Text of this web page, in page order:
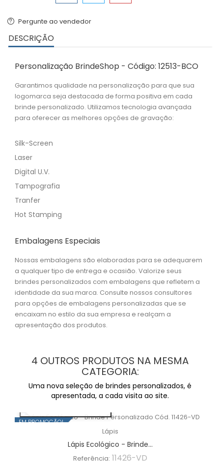
Pergunte ao vendedor
DESCRIÇÃO
Personalização BrindeShop - Código: 12513-BCO
Garantimos qualidade na personalização para que sua
logomarca seja destacada de forma positiva em cada
brinde personalizado. Utilizamos tecnologia avançada
para oferecer as melhores opções de gravação:
Silk-Screen
Laser
Digital U.V.
Tampografia
Tranfer
Hot Stamping
Embalagens Especiais
Nossas embalagens são elaboradas para se adequarem
a qualquer tipo de entrega e ocasião. Valorize seus
brindes personalizados com embalagens que refletem a
identidade da sua marca. Consulte nossos consultores
para opções de embalagens personalizadas que se
encaixam no estilo da sua empresa e realçam a
apresentação dos produtos.
4 OUTROS PRODUTOS NA MESMA
CATEGORIA:
Uma nova seleção de brindes personalizados, é
apresentada, a cada visita ao site.
EM PROMOÇÃO!
Lápis
Lápis Ecológico - Brinde...
Referência: 11426-VD